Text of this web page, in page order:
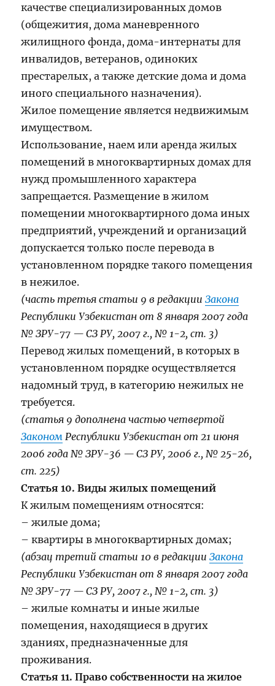
качестве специализированных домов
(общежития, дома маневренного
жилищного фонда, дома-интернаты для
инвалидов, ветеранов, одиноких
престарелых, а также детские дома и дома
иного специального назначения).
Жилое помещение является недвижимым
имуществом.
Использование, наем или аренда жилых
помещений в многоквартирных домах для
нужд промышленного характера
запрещается. Размещение в жилом
помещении многоквартирного дома иных
предприятий, учреждений и организаций
допускается только после перевода в
установленном порядке такого помещения
в нежилое.
(часть третья статьи 9 в редакцииЗакона
Республики Узбекистан от 8 января 2007 года
№ ЗРУ-77 — СЗ РУ, 2007 г., № 1-2, ст. 3)
Перевод жилых помещений, в которых в
установленном порядке осуществляется
надомный труд, в категорию нежилых не
требуется.
(статья 9 дополнена частью четвертой
Законом Республики Узбекистан от 21 июня
2006 года № ЗРУ-36 — СЗ РУ, 2006 г., № 25-26,
ст. 225)
Статья 10. Виды жилых помещений
К жилым помещениям относятся:
– жилые дома;
– квартиры в многоквартирных домах;
(абзац третий статьи 10 в редакцииЗакона
Республики Узбекистан от 8 января 2007 года
№ ЗРУ-77 — СЗ РУ, 2007 г., № 1-2, ст. 3)
– жилые комнаты и иные жилые
помещения, находящиеся в других
зданиях, предназначенные для
проживания.
Статья 11. Право собственности на жилое